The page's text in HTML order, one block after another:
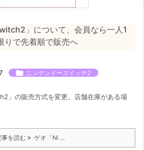
」について、会員なら一人1
りで先着順で販売へ
 ニンテンドースイッチ2
」の販売方式を変更。店舗在庫がある場
事を読む ゲオ「Ni ...